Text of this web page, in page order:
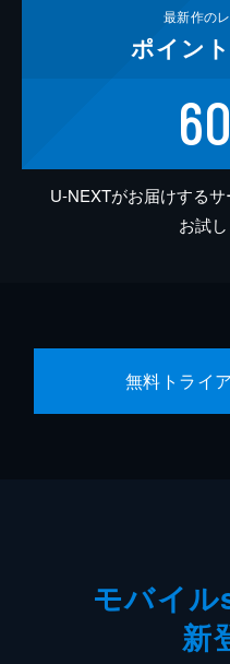
最新作の
ポイント
U-NEXTがお届けする
お試し
無料トライ
モバイ
新